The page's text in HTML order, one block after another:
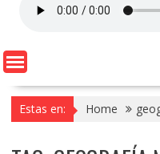
Estas en: Home